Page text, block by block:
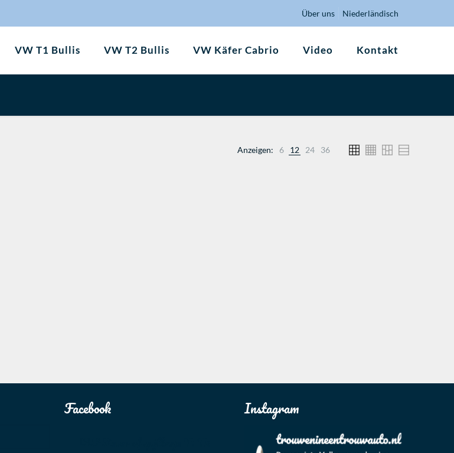
Über uns Niederländisch
VW T1 Bullis VW T2 Bullis VW Käfer Cabrio Video Kontakt
Anzeigen: 6 12 24 36
Facebook Instagram